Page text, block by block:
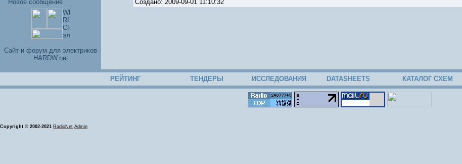
Новое сообщение
Cайт и форум для электриков
HARDW.net
Создано: 2009-09-01 11:10:32
РЕЙТИНГ ТЕНДЕРЫ ИССЛЕДОВАНИЯ DATASHEETS КАТАЛОГ СХЕМ
Copyright © 2002-2021 RadioNet Admin